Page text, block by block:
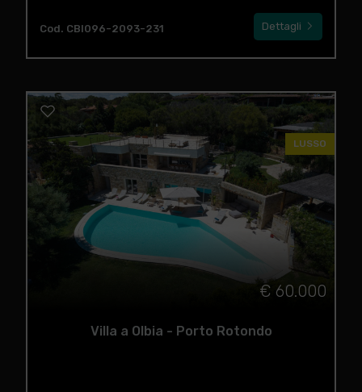
Cod. CBI096-2093-231 Dettagli
LUSSO
€ 60.000
Villa a Olbia - Porto Rotondo